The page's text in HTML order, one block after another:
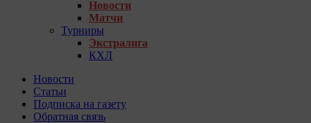
Новости
Матчи
Турниры
Экстралига
КХЛ
Новости
Статьи
Подписка на газету
Обратная связь